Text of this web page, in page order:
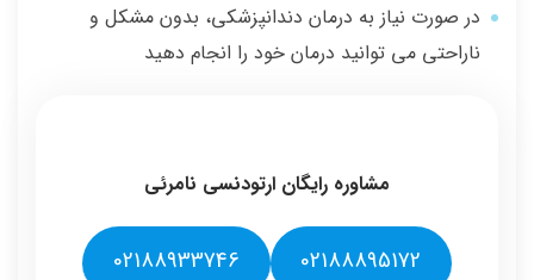
در صورت نیاز به درمان دندانپزشکی، بدون مشکل و
ناراحتی می توانید درمان خود را انجام دهید
مشاوره رایگان ارتودنسی نامرئی
02188895172
02188933746